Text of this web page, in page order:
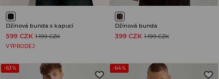
Džínová bunda s kapucí
599 CZK 1 199 CZK
VÝPRODEJ
Džínová bunda
399 CZK 1 199 CZK
-63% -64%